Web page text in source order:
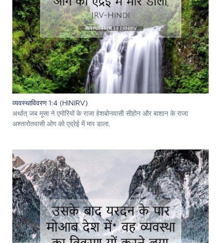
व्यवस्थाविवरण 1:4 (HINIRV)
अर्थात् जब मूसा ने एमोरियों के राजा हेशबोनवासी सीहोन और बाशान के राजा
अश्तारोतवासी ओग को एद्रेई में मार डाला,